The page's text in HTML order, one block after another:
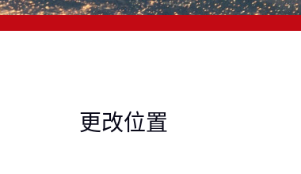
更改位置